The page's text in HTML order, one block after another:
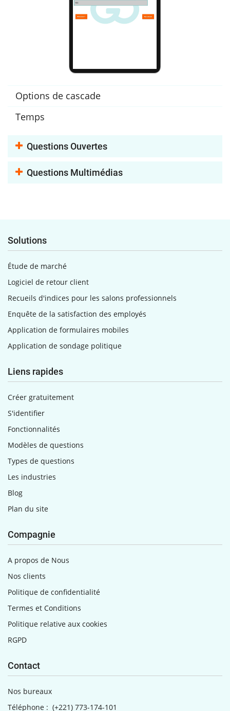
Options de cascade
Temps
Questions Ouvertes
Questions Multimédias
Solutions
Étude de marché
Logiciel de retour client
Recueils d'indices pour les salons professionnels
Enquête de la satisfaction des employés
Application de formulaires mobiles
Application de sondage politique
Liens rapides
Créer gratuitement
S'identifier
Fonctionnalités
Modèles de questions
Types de questions
Les industries
Blog
Plan du site
Compagnie
A propos de Nous
Nos clients
Politique de confidentialité
Termes et Conditions
Politique relative aux cookies
RGPD
Contact
Nos bureaux
Téléphone : (+221) 773-174-101